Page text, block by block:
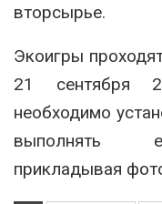
вторсырье.
Экоигры
21 сентября
необходимо
выполнять
прикладывая